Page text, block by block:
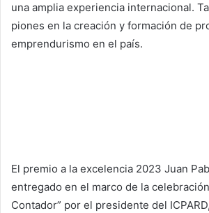
una amplia experiencia internacional.
piones en la creación y formación de
emprendurismo en el país.
El premio a la excelencia 2023 Juan
entregado en el marco de la
Contador” por el presidente del